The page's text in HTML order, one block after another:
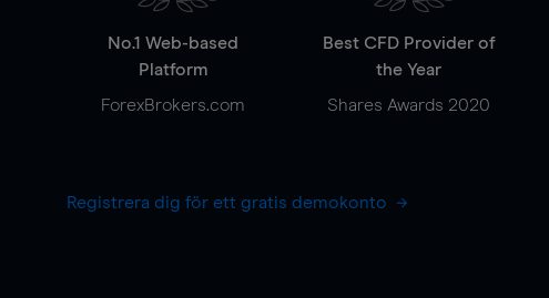
No.1 Web-based
Platform
ForexBrokers.com
Best CFD Provider of
the Year
Shares Awards 2020
Registrera dig för ett gratis demokonto